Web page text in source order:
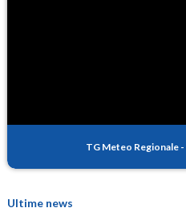
TG Meteo Regionale -
Ultime news